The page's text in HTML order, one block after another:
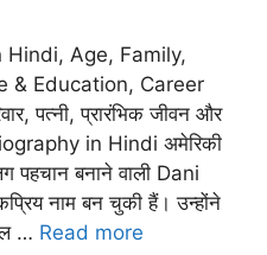
Hindi, Age, Family,
& Education, Career
पत्नी, प्रारंभिक जीवन और
in Hindi अमेरिकी
पहचान बनाने वाली Dani
नाम बन चुकी हैं। उन्होंने
… Read more